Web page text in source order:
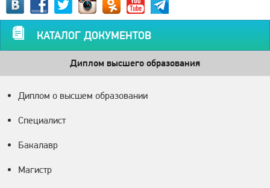
КАТАЛОГ ДОКУМЕНТОВ
Диплом высшего образования
Диплом о высшем образовании
Специалист
Бакалавр
Магистр